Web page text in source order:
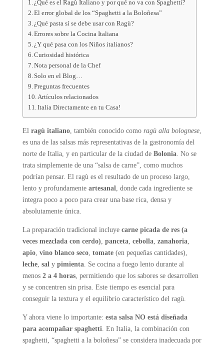
¿Qué es el Ragù Italiano y por qué no va con Spaghetti?
El error global de los “Spaghetti a la Boloñesa”
¿Qué pasta sí se debe usar con Ragù?
Errores sobre la Cocina Italiana
¿Y qué pasa con los Niños italianos?
Curiosidad histórica
Nota personal de la Chef
Solo en el Blog…
Preguntas frecuentes
Artículos relacionados
Italia Directamente en tu Casa!
El ragù italiano, también conocido como ragù alla bolognese,
es una de las salsas más representativas de la gastronomía del
norte de Italia, y en particular de la ciudad de Bolonia . No se
trata simplemente de una “salsa de carne”, como muchos
podrían pensar. El ragù es el resultado de un proceso largo,
lento y profundamente artesanal , donde cada ingrediente se
integra poco a poco para crear una base rica, densa y
absolutamente única.
La preparación tradicional incluye carne picada de res (a
veces mezclada con cerdo) panceta cebolla zanahoria
apio, vino blanco seco, tomate(en pequeñas cantidades),
leche, sal y pimienta . Se cocina a fuego lento durante al
menos 2 a 4 horas, permitiendo que los sabores se desarrollen
y se concentren sin prisa. Este tiempo es esencial para
conseguir la textura y el equilibrio característico del ragù.
Y ahora viene lo importante: esta salsa NO está diseñada
para acompañar spaghetti . En Italia, la combinación con
spaghetti, “spaghetti a la boloñesa” se considera inadecuada por